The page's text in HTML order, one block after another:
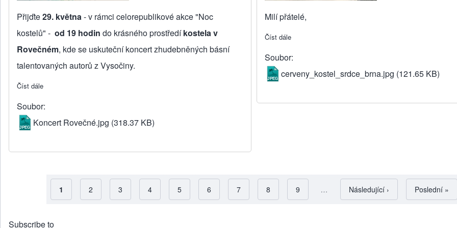
Přijďte29. května- v rámci celorepublikové akce "Noc
kostelů" - od 19 hodin do krásného prostředíkostela v
Rovečném, kde se uskuteční koncert zhudebněných básní
talentovaných autorů z Vysočiny.
Číst dále
Soubor
Koncert Rovečné.jpg (318.37 KB)
Milí přátelé,
Číst dále
Soubor
cerveny_kostel_srdce_brna.jpg (121.65 KB)
Pagination
Aktuální stránka
1 Strana
2 Strana
3 Strana
4 Strana
5 Strana
6 Strana
7 Strana
8 Strana
9 … Následující stránka
Následující › Poslední
Poslední »
Subscribe to